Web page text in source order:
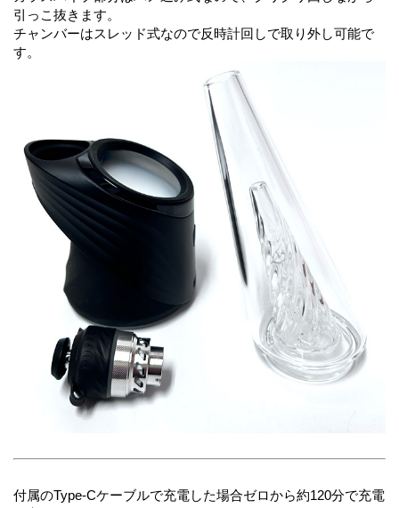
引っこ抜きます。
チャンバーはスレッド式なので反時計回しで取り外し可能で
す。
付属のType-Cケーブルで充電した場合ゼロから約120分で充電